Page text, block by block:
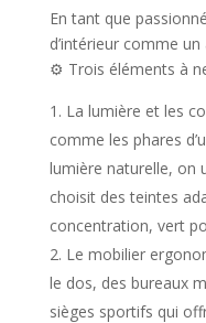
En tant que
d’intérieur comme
⚙️ Trois éléments à
La lumière et les
comme les phares
lumière naturelle, on
choisit des teintes
concentration, vert
Le mobilier
le dos, des bureaux
sièges sportifs qui